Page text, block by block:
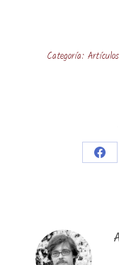
Categoría: Artículos